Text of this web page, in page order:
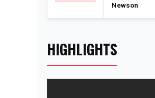
Newson
HIGHLIGHTS